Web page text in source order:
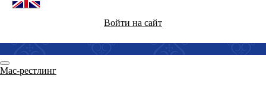
Войти на сайт
Мас-рестлинг